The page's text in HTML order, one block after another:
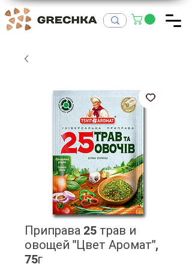
Приправа 25 трав и
овощей "Цвет Аромат",
75г